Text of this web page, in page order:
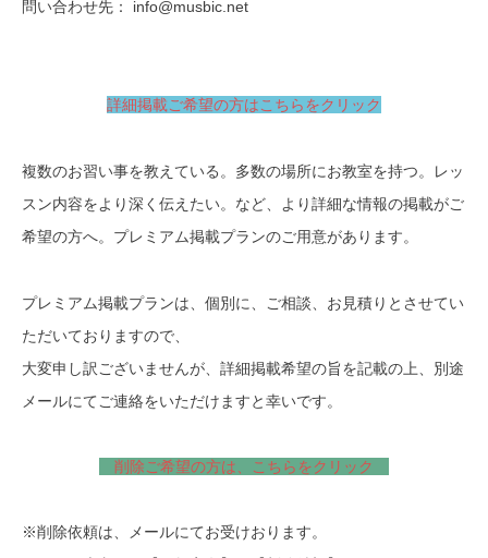
問い合わせ先： info@musbic.net
詳細掲載ご希望の方はこちらをクリック
複数のお習い事を教えている。多数の場所にお教室を持つ。レッ
スン内容をより深く伝えたい。など、より詳細な情報の掲載がご
希望の方へ。プレミアム掲載プランのご用意があります。
プレミアム掲載プランは、個別に、ご相談、お見積りとさせてい
ただいておりますので、
大変申し訳ございませんが、詳細掲載希望の旨を記載の上、別途
メールにてご連絡をいただけますと幸いです。
削除ご希望の方は、こちらをクリック
※削除依頼は、メールにてお受けおります。